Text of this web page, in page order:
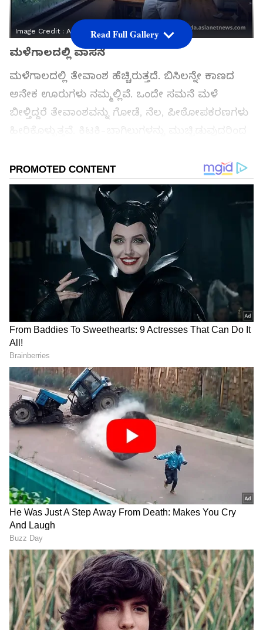
Image Credit : AI
ಮಳೆಗಾಲದಲ್ಲಿ ವಾಸನೆ
ಮಳೆಗಾಲದಲ್ಲಿ ತೇವಾಂಶ ಹೆಚ್ಚಿರುತ್ತದೆ. ಬಿಸಿಲನ್ನೇ ಕಾಣದ
ಅನೇಕ ಊರುಗಳು ನಮ್ಮಲ್ಲಿವೆ. ಒಂದೇ ಸಮನೆ ಮಳೆ
ಬೀಳ್ತಿದ್ದರೆ ತೇವಾಂಶವನ್ನು ಗೋಡೆ, ನೆಲ, ಪೀಠೋಪಕರಣಗಳು
ಮೂಲೆಗಳು, ಬಾತ್ರೂಮ್, ಮರದ ಪೀಠೋಪಕರಣಗಳಲ್ಲಿ
ಫಂಗಸ್ ಬೆಳೆಯುತ್ತದೆ. ಇದರಿಂದ ಗಬ್ಬು ವಾಸನೆ ಬರುತ್ತದೆ.
ಮನೆಯಲ್ಲಿ ಸಂಪೂರ್ಣ ಒಣಗದ ಬಟ್ಟೆಗಳು ದುರ್ವಾಸನೆಗೆ
ಕಾರಣವಾಗುತ್ತವೆ. ಮೇಲ್ಛಾವಣಿ, ಗೋಡೆ ಅಥವಾ ಪೈಪ್ಗಳಿಂದ
ನೀರು ಸೋರುತ್ತಿದ್ದರೆ ತೇವ ಹೆಚ್ಚಾಗಿ ವಾಸನೆ ಬರುತ್ತದೆ.
ಸಮಗ್ರ ಸುದ್ದಿ ಮೂಲವನ್ನಾಗಿ asianet suvarna news ಅನ್ನು
ಆಯ್ಕೆ ಮಾಡಿಕೊಳ್ಳಿ
2
6
Image Credit :AI
Read Full Gallery